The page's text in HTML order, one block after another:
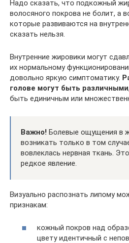
Надо сказать, что подкожный
волосяного покрова не болит, а
которые развиваются на
сказать нельзя.
Внутренние жировики могут
их нормальному
довольно яркую симптоматику.
голове могут быть различными
быть единичным или
Важно! Болевые ощущения в
возникать только в том
вовлеклась нервная ткань.
редкое явление.
Визуально распознать липому
признакам:
кожный покров над
цвету идентичный с